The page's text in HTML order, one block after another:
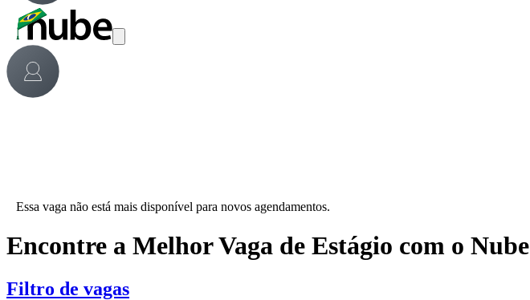
Essa vaga não está mais disponível para novos agendamentos.
Encontre a Melhor Vaga de Estágio com o Nube
Filtro de vagas